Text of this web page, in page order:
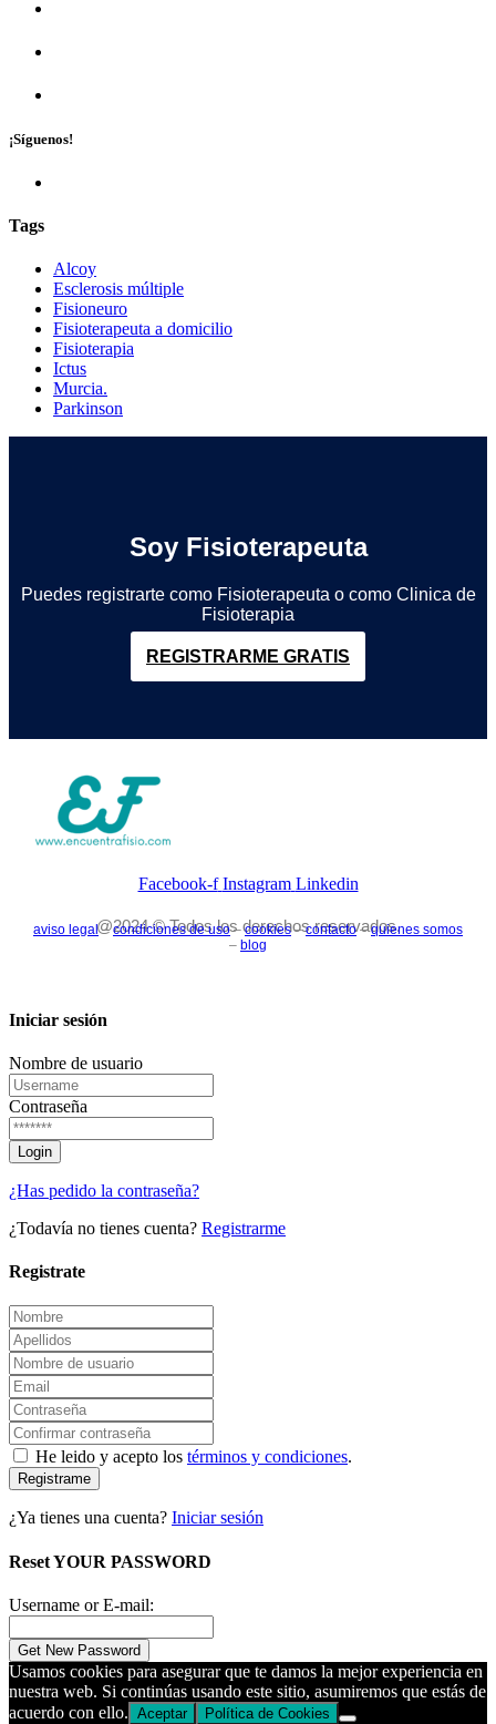
¡Síguenos!
Tags
Alcoy
Esclerosis múltiple
Fisioneuro
Fisioterapeuta a domicilio
Fisioterapia
Ictus
Murcia.
Parkinson
Soy Fisioterapeuta
Puedes registrarte como Fisioterapeuta o como Clinica de
Fisioterapia
REGISTRARME GRATIS
Facebook-f Instagram Linkedin
@2024 © Todos los derechos reservados.
aviso legal–condiciones de uso–cookies–contacto–quienes somos
– blog
Iniciar sesión
Nombre de usuario
Contraseña
¿Has pedido la contraseña?
¿Todavía no tienes cuenta? Registrarme
Registrate
He leido y acepto los términos y condiciones.
Registrame
¿Ya tienes una cuenta? Iniciar sesión
Reset YOUR PASSWORD
Username or E-mail:
Usamos cookies para asegurar que te damos la mejor experiencia en
nuestra web. Si continúas usando este sitio, asumiremos que estás de
acuerdo con ello. Aceptar Política de Cookies